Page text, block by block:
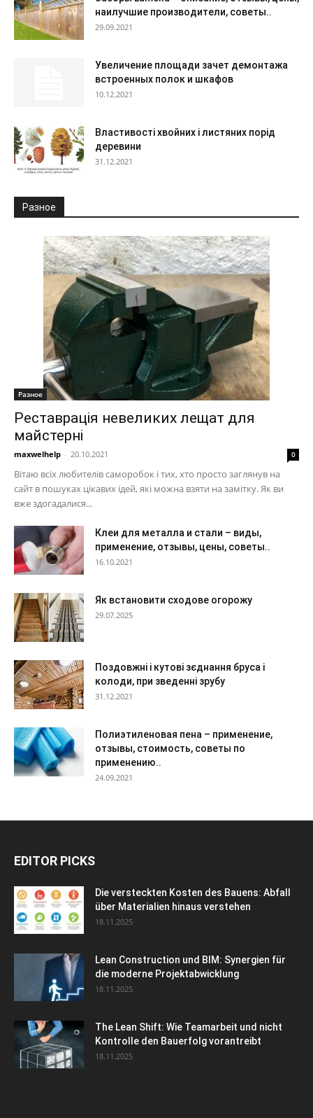
наилучшие производители, советы..
29.09.2021
Увеличение площади зачет демонтажа
встроенных полок и шкафов
10.12.2021
Властивості хвойних і листяних порід
деревини
31.12.2021
Разное
Разное
Реставрація невеликих лещат для
майстерні
maxwelhelp - 20.10.2021 0
Вітаю всіх любителів саморобок і тих, хто просто заглянув на
сайт в пошуках цікавих ідей, які можна взяти на замітку. Як ви
вже здогадалися...
Клеи для металла и стали – виды,
применение, отзывы, цены, советы..
16.10.2021
Як встановити сходове огорожу
29.07.2025
Поздовжні і кутові зєднання бруса і
колоди, при зведенні зрубу
31.12.2021
Полиэтиленовая пена – применение,
отзывы, стоимость, советы по
применению..
24.09.2021
EDITOR PICKS
Die versteckten Kosten des Bauens: Abfall
über Materialien hinaus verstehen
18.11.2025
Lean Construction und BIM: Synergien für
die moderne Projektabwicklung
18.11.2025
The Lean Shift: Wie Teamarbeit und nicht
Kontrolle den Bauerfolg vorantreibt
18.11.2025